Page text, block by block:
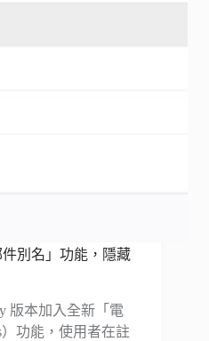
別名」功能，隱藏
版本加入全新「電
功能，使用者在註